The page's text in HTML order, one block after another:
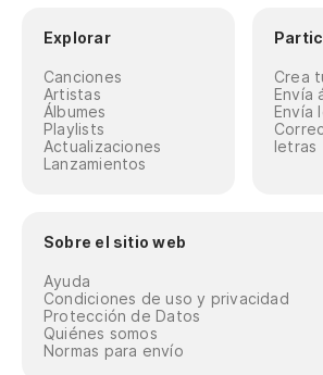
Explorar
Canciones
Artistas
Álbumes
Playlists
Actualizaciones
Lanzamientos
Crea
Envía
Envía
letras
Sobre el sitio web
Ayuda
Condiciones de uso y privacidad
Protección de Datos
Quiénes somos
Normas para envío